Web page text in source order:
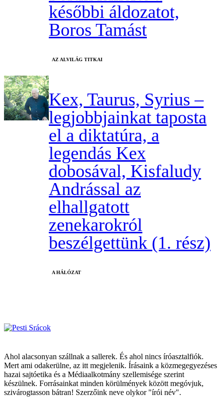
későbbi áldozatot,
Boros Tamást
AZ ALVILÁG TITKAI
Kex, Taurus, Syrius –
legjobbjainkat taposta
el a diktatúra, a
legendás Kex
dobosával, Kisfaludy
Andrással az
elhallgatott
zenekarokról
beszélgettünk (1. rész)
A HÁLÓZAT
Ahol alacsonyan szállnak a sallerek. És ahol nincs íróasztalfiók.
Mert ami odakerülne, az itt megjelenik. Írásaink a közmegegyezéses
hazai sajtóetika és a Médiaalkotmány szellemisége szerint
készülnek. Forrásainkat minden körülmények között megóvjuk,
szivárogtasson bátran! Szerzőink neve olykor "írói név".